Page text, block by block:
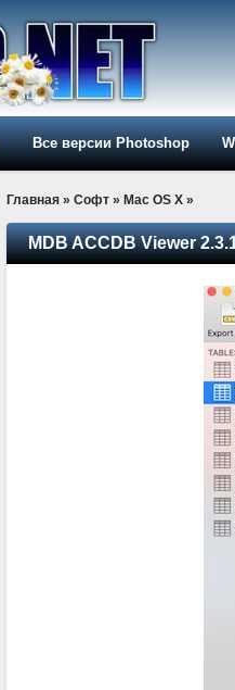
Все версии Photoshop
Главная » Софт » Mac OS X »
MDB ACCDB Viewer